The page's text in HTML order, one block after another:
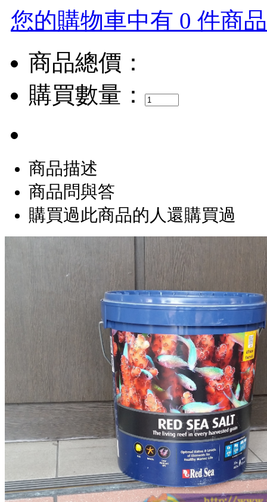
您的購物車中有 0 件商
商品總價：
購買數量：
商品描述
商品問與答
購買過此商品的人還購買過